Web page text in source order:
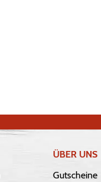
ÜBER UNS
Gutscheine